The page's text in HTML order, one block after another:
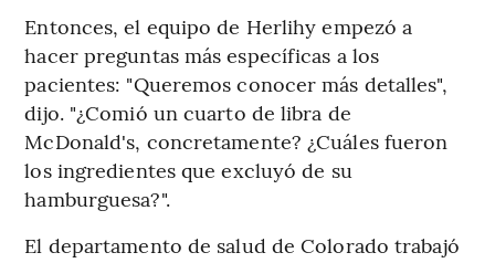
Entonces, el equipo de Herlihy empezó a
hacer preguntas más específicas a los
pacientes: "Queremos conocer más detalles",
dijo. "¿Comió un cuarto de libra de
McDonald's, concretamente? ¿Cuáles fueron
los ingredientes que excluyó de su
hamburguesa?".
El departamento de salud de Colorado trabajó